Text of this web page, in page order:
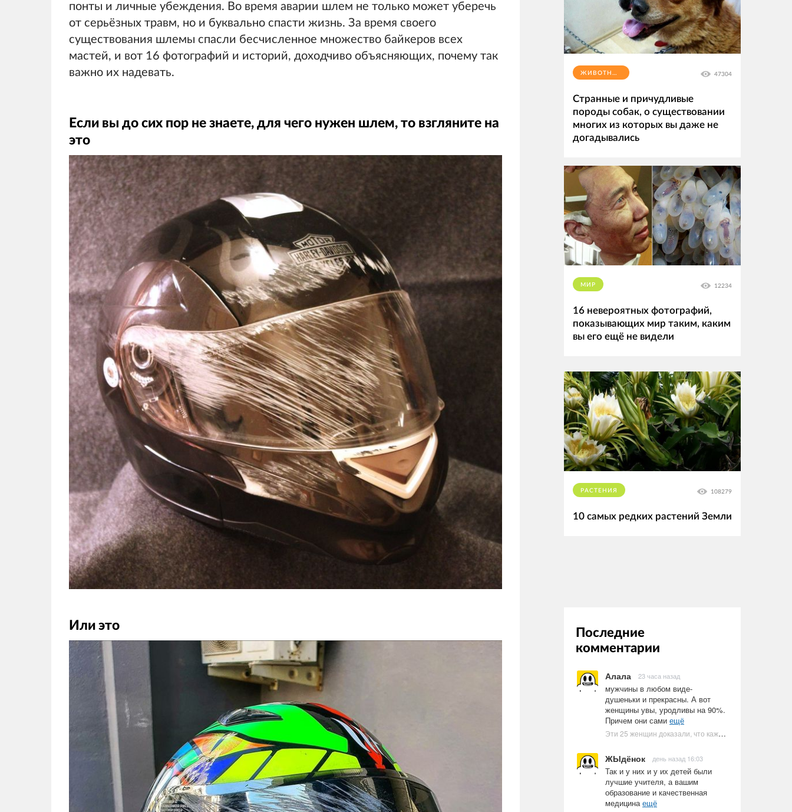
понты и личные убеждения. Во время аварии шлем не только может уберечь
от серьёзных травм, но и буквально спасти жизнь. За время своего
существования шлемы спасли бесчисленное множество байкеров всех
мастей, и вот 16 фотографий и историй, доходчиво объясняющих, почему так
важно их надевать.
Если вы до сих пор не знаете, для чего нужен шлем, то взгляните на
это
Или это
ЖИВОТНЫЕ 47304
Странные и причудливые
породы собак, о существовании
многих из которых вы даже не
догадывались
МИР 12234
16 невероятных фотографий,
показывающих мир таким, каким
вы его ещё не видели
РАСТЕНИЯ 108279
10 самых редких растений Земли
Последние
комментарии
Алала 23 часа назад
мужчины в любом виде-
душеньки и прекрасны. А вот
женщины увы, уродливы на 90%.
Причем они сами ещё
Эти 25 женщин доказали, что каждое тело имеет право быть в бикини
ЖЫдёнок день назад 16:03
Так и у них и у их детей были
лучшие учителя, а вашим
образование и качественная
медицинаещё